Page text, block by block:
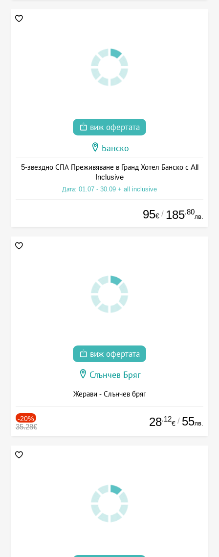
виж офертата
Банско
5-звездно СПА Преживяване в Гранд Хотел Банско с All
Inclusive
Дата: 01.07 - 30.09 + all inclusive
95€ / 185.80
лв.
виж офертата
Слънчев Бряг
Жерави - Слънчев бряг
-20%
35.28€ 28.12
€ / 55лв.